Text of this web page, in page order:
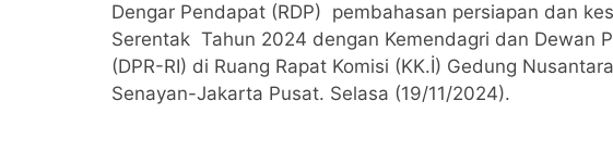
Dengar Pendapat (RDP) pembahasan persiapan dan
Serentak Tahun 2024 dengan Kemendagri dan Dewan
(DPR-RI) di Ruang Rapat Komisi (KK.İ) Gedung
Senayan-Jakarta Pusat. Selasa (19/11/2024).